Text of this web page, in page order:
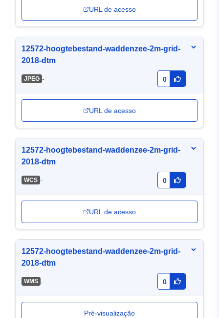
URL de acesso
12572-hoogtebestand-waddenzee-2m-grid-
2018-dtm
JPEG - 0
URL de acesso
12572-hoogtebestand-waddenzee-2m-grid-
2018-dtm
WCS - 0
URL de acesso
12572-hoogtebestand-waddenzee-2m-grid-
2018-dtm
WMS - 0
Pré-visualização